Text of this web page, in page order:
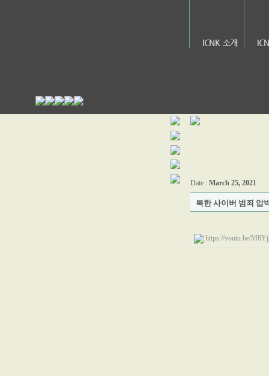
ICNK 소개
Date : March 25, 2021
북한 사이버 범죄 압
https://youtu.be/